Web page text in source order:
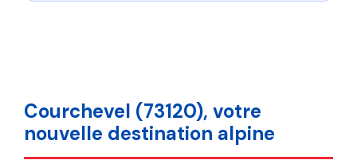
Courchevel (73120), votre
nouvelle destination alpine